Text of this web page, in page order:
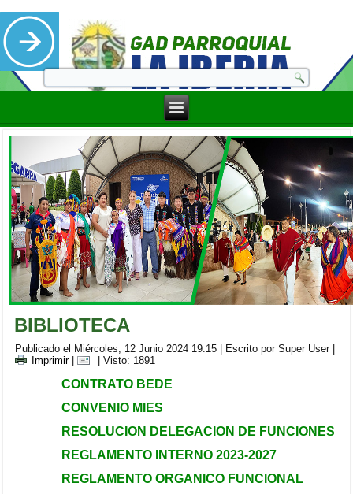
BIBLIOTECA
Publicado el Miércoles, 12 Junio 2024 19:15 Escrito por Super User|
Imprimir| | Visto: 1891
CONTRATO BEDE
CONVENIO MIES
RESOLUCION DELEGACION DE FUNCIONES
REGLAMENTO INTERNO 2023-2027
REGLAMENTO ORGANICO FUNCIONAL